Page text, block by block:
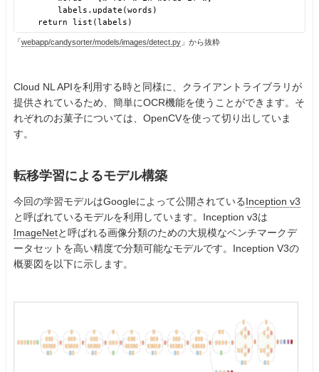
labels.update(words)
return list(labels)
「webapp/candysorter/models/images/detect.py 」から抜粋
Cloud NL APIを利用する時と同様に、クライアントライブラリが
提供されているため、簡単にOCR機能を使うことができます。そ
れぞれのお菓子については、OpenCVを使って切り出していま
す。
転移学習によるモデル構築
今回の学習モデルはGoogleによって公開されているInception v3
と呼ばれているモデルを利用しています。Inception v3は
ImageNetと呼ばれる画像分類のための大規模なベンチマークデ
ータセットを高い精度で分類可能なモデルです。Inception V3の
概要図を以下に示します。